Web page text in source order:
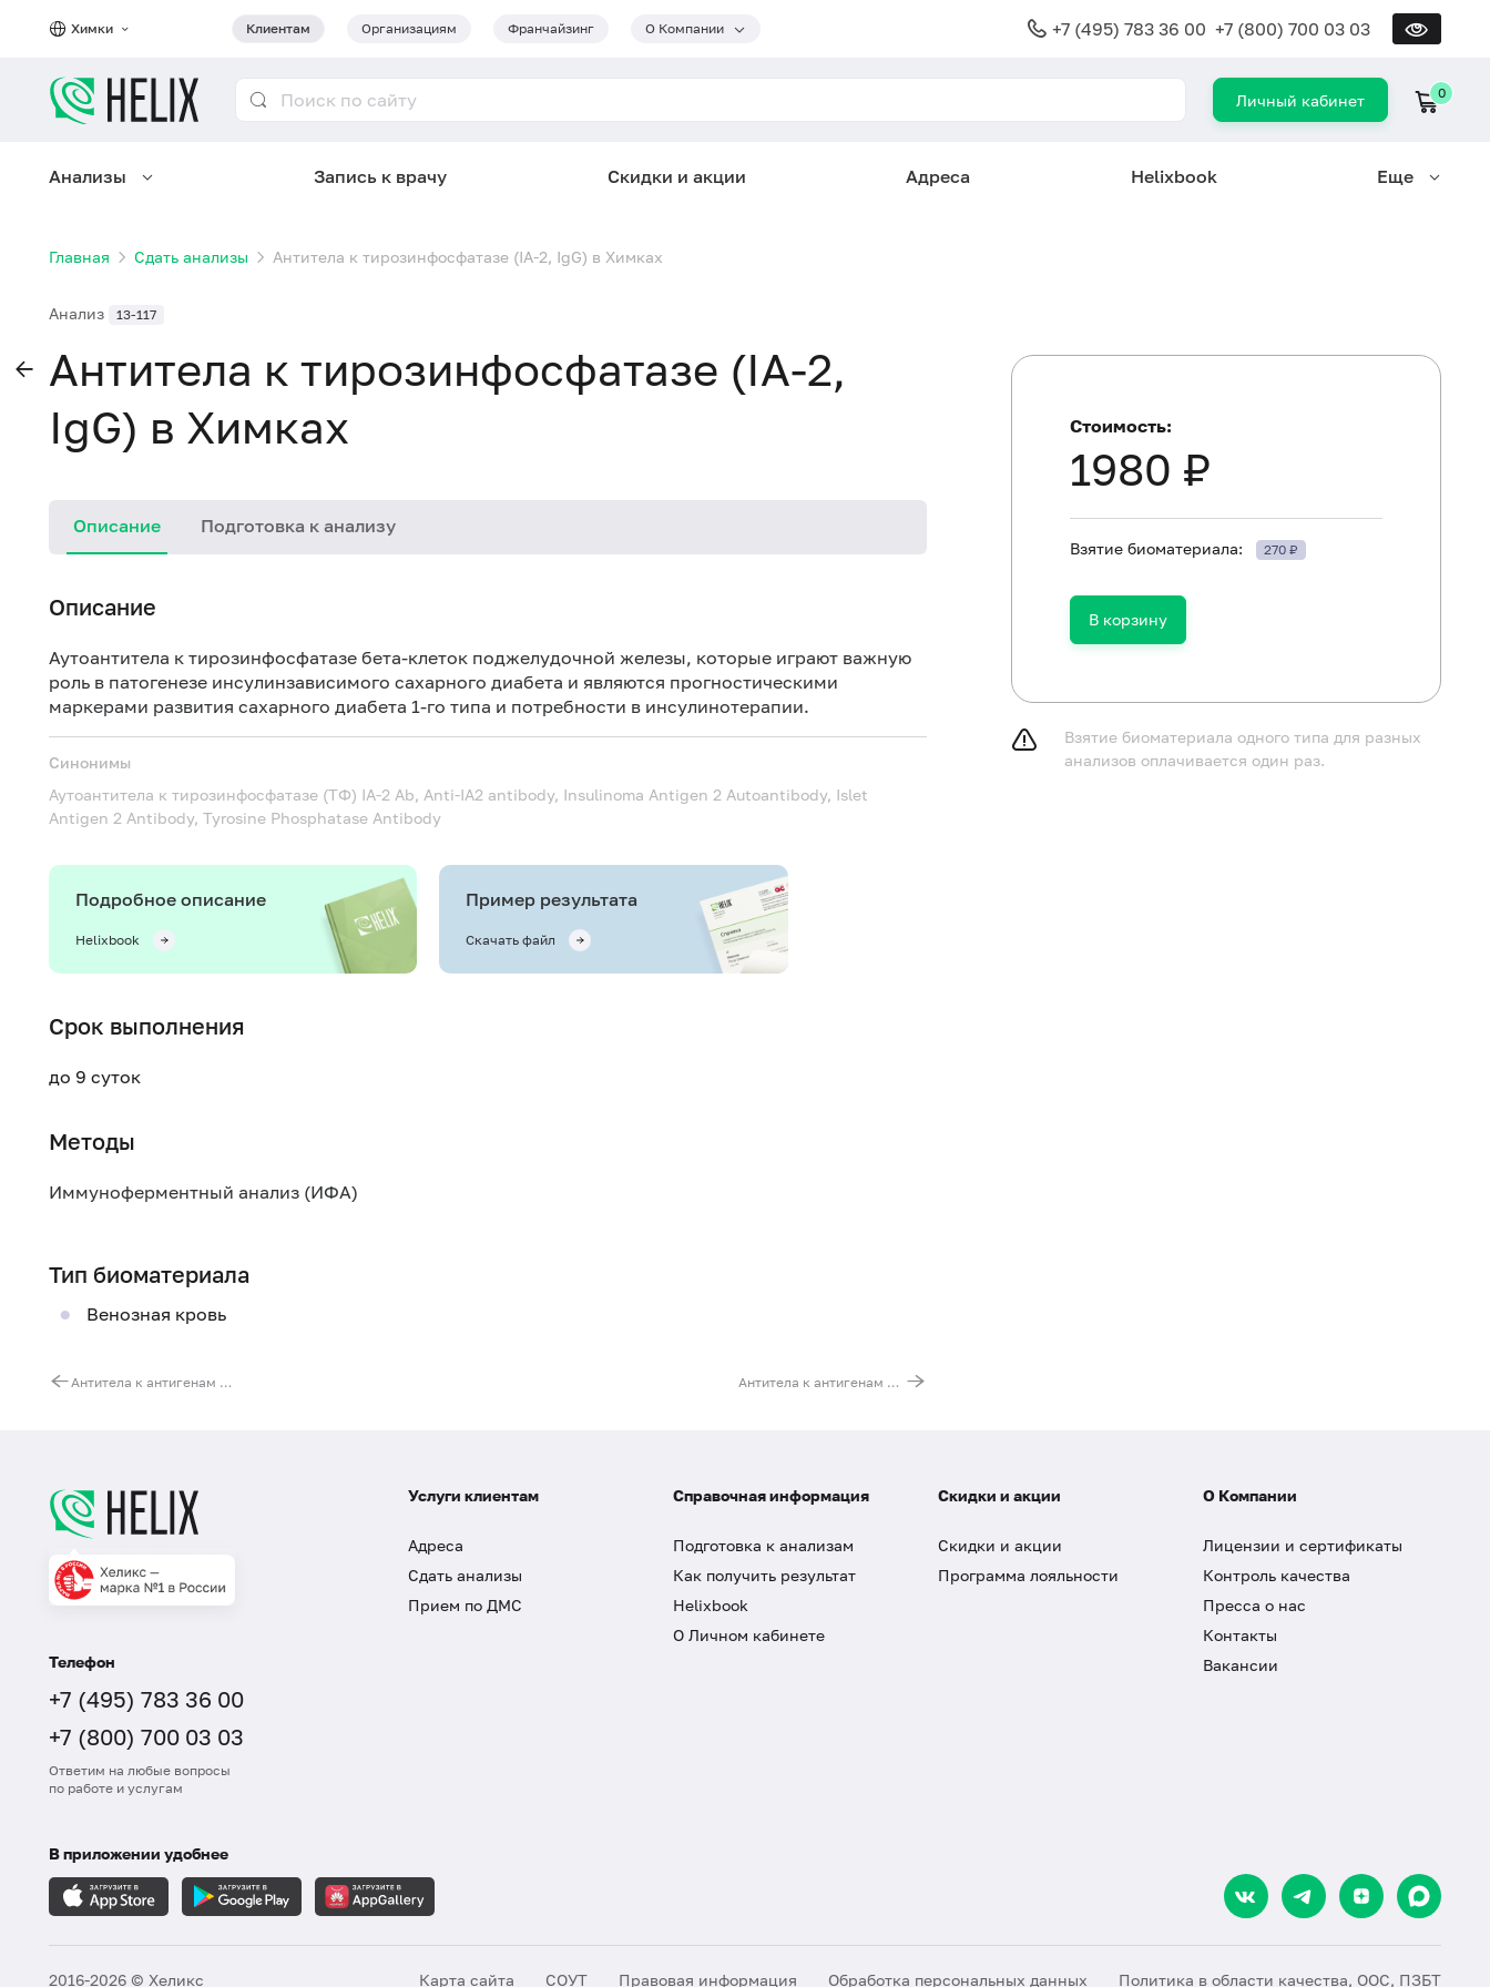
Химки Клиентам Организациям Франчайзинг О Компании +7 (495) 783 36 00 +7 (800) 700 03 03
Личный кабинет 0
Анализы Запись к врачу Скидки и акции Адреса Helixbook Еще
Главная Сдать анализы Антитела к тирозинфосфатазе (IA-2, IgG) в Химках
Анализ 13-117
Антитела к тирозинфосфатазе (IA-2,
IgG) в Химках
Описание Подготовка к анализу
Описание
Аутоантитела к тирозинфосфатазе бета-клеток поджелудочной железы, которые играют важную
роль в патогенезе инсулинзависимого сахарного диабета и являются прогностическими
маркерами развития сахарного диабета 1-го типа и потребности в инсулинотерапии.
Синонимы
Аутоантитела к тирозинфосфатазе (ТФ) IA-2 Ab, Anti-IA2 antibody, Insulinoma Antigen 2 Autoantibody, Islet
Antigen 2 Antibody, Tyrosine Phosphatase Antibody
Подробное описание
Helixbook
Пример результата
Скачать файл
Срок выполнения
до 9 суток
Методы
Иммуноферментный анализ (ИФА)
Тип биоматериала
Венозная кровь
Антитела к антигенам клеток поджелудочной железы (GAD/IA-2), IgG Антитела к антигенам миелина, IgG
Не курить в течение 30 минут до исследования.
Стоимость:
1980 ₽
Взятие биоматериала: 270 ₽
В корзину
Взятие биоматериала одного типа для разных
анализов оплачивается один раз.
Телефон
+7 (495) 783 36 00
+7 (800) 700 03 03
Ответим на любые вопросы
по работе и услугам
Услуги клиентам
Адреса
Сдать анализы
Прием по ДМС
Справочная информация
Подготовка к анализам
Как получить результат
Helixbook
О Личном кабинете
Скидки и акции
Скидки и акции
Программа лояльности
О Компании
Лицензии и сертификаты
Контроль качества
Пресса о нас
Контакты
Вакансии
В приложении удобнее
2016-2026 © Хеликс Карта сайта СОУТ Правовая информация Обработка персональных данных Политика в области качества, ООС, ПЗБТ